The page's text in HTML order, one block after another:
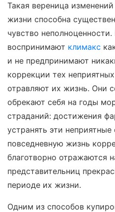
Такая вереница
жизни способна
чувство
воспринимают климакс
и не предпринимают
коррекции тех
отравляют их жизнь. Они
обрекают себя на годы
страданий: достижения
устранять эти
повседневную жизнь
благотворно отражаются
представительниц
периоде их жизни.
Одним из способов